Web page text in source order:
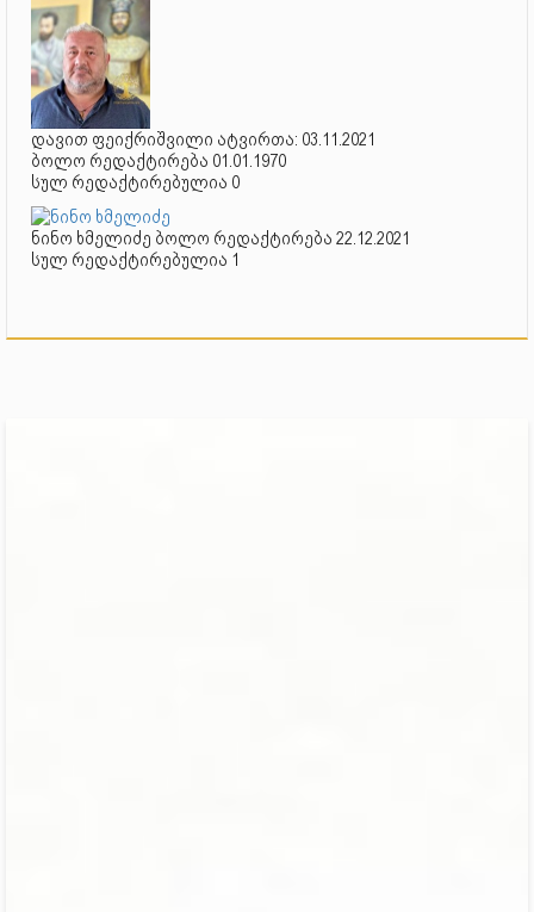
დავით ფეიქრიშვილი ატვირთა: 03.11.2021
ბოლო რედაქტირება 01.01.1970
სულ რედაქტირებულია 0
ნინო ხმელიძე ბოლო რედაქტირება 22.12.2021
სულ რედაქტირებულია 1